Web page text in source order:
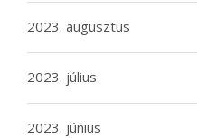
2023. augusztus
2023. július
2023. június